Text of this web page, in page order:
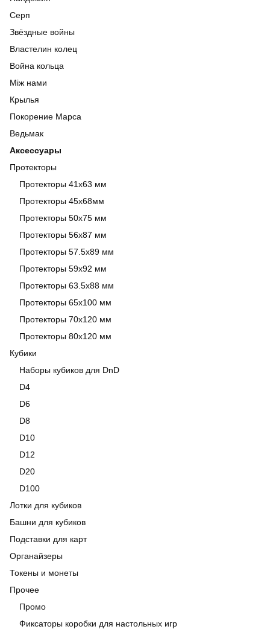
Серп
Звёздные войны
Властелин колец
Война кольца
Між нами
Крылья
Покорение Марса
Ведьмак
Аксессуары
Протекторы
Протекторы 41x63 мм
Протекторы 45x68мм
Протекторы 50x75 мм
Протекторы 56x87 мм
Протекторы 57.5x89 мм
Протекторы 59x92 мм
Протекторы 63.5x88 мм
Протекторы 65x100 мм
Протекторы 70x120 мм
Протекторы 80x120 мм
Кубики
Наборы кубиков для DnD
D4
D6
D8
D10
D12
D20
D100
Лотки для кубиков
Башни для кубиков
Подставки для карт
Органайзеры
Токены и монеты
Прочее
Промо
Фиксаторы коробки для настольных игр